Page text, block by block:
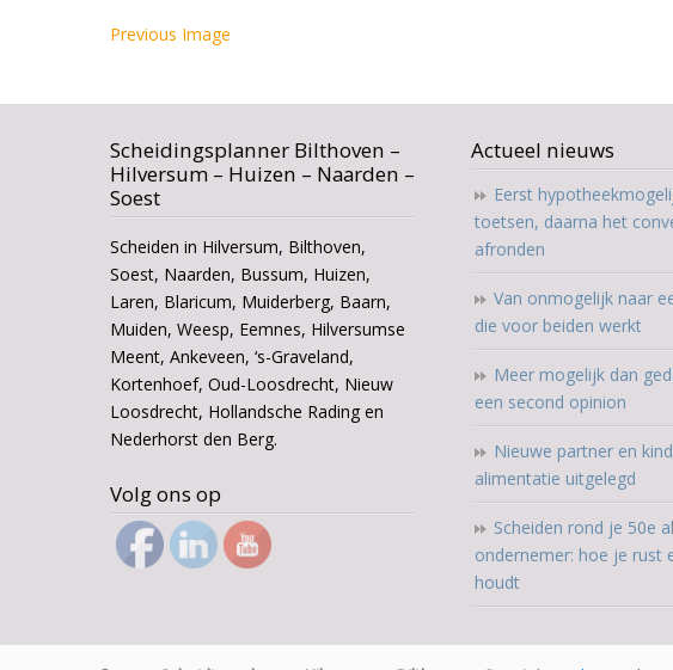
Previous Image
Scheidingsplanner Bilthoven –
Hilversum – Huizen – Naarden –
Soest
Scheiden in Hilversum, Bilthoven,
Soest, Naarden, Bussum, Huizen,
Laren, Blaricum, Muiderberg, Baarn,
Muiden, Weesp, Eemnes, Hilversumse
Meent, Ankeveen, ‘s-Graveland,
Kortenhoef, Oud-Loosdrecht, Nieuw
Loosdrecht, Hollandsche Rading en
Nederhorst den Berg.
Volg ons op
Actueel nieuws
Eerst
toetsen, daarna het
afronden
Van onmogelijk naar
die voor beiden werkt
Meer mogelijk dan
een second opinion
Nieuwe partner en
alimentatie uitgelegd
Scheiden rond je 50e
ondernemer: hoe je rust
houdt